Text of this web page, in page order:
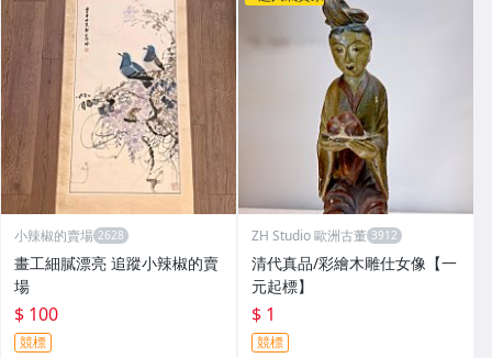
小辣椒的賣場
畫工細膩漂亮 追蹤小辣椒的賣
場
$ 100
競標
ZH Studio 歐洲古董
清代真品/彩繪木雕仕女像【一
元起標】
$ 1
競標